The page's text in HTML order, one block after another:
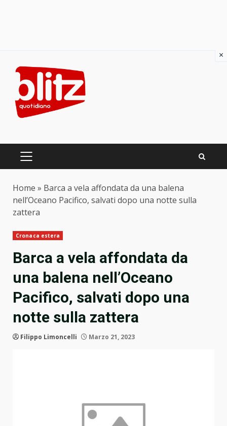
content
PRIMARY
Home » Barca a vela affondata da una balena
nell’Oceano Pacifico, salvati dopo una notte sulla
zattera
Cronaca estera
Barca a vela affondata da
una balena nell’Oceano
Pacifico, salvati dopo una
notte sulla zattera
Filippo Limoncelli Marzo 21, 2023
×